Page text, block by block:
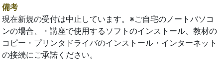
備考
現在新規の受付は中止しています。※ご自宅のノートバソコ
ンの場合、・講座で使用するソフトのインストール、教材の
コピー・プリンタドライバのインストール・インターネット
の接続にご承諾ください。